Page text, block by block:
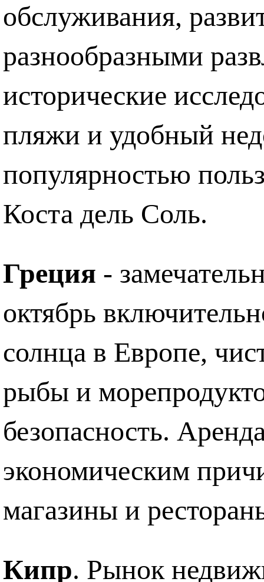
обслуживания,
разнообразными
исторические
пляжи и удобный
популярностью
Коста дель Соль.
Греция -
октябрь
солнца в Европе,
рыбы и
безопасность.
экономическим
магазины и
Кипр. Рынок